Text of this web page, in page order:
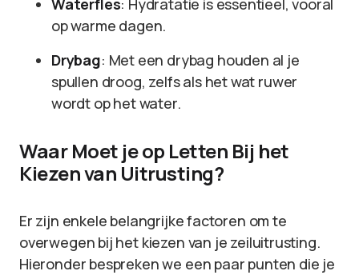
Waterfles: Hydratatie is essentieel, vooral
op warme dagen.
Drybag: Met een drybag houden al je
spullen droog, zelfs als het wat ruwer
wordt op het water.
Waar Moet je op Letten Bij het
Kiezen van Uitrusting?
Er zijn enkele belangrijke factoren om te
overwegen bij het kiezen van je zeiluitrusting.
Hieronder bespreken we een paar punten die je